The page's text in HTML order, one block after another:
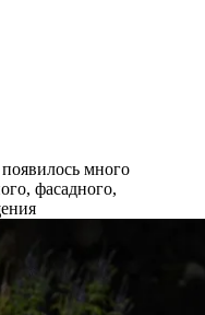
много
фасадного,